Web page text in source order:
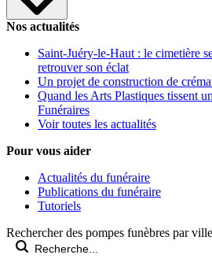
Nos actualités
Saint-Juéry-le-Haut : le cimetière
retrouver son éclat
Un projet de construction de
Quand les Arts Plastiques tissent
Funéraires
Voir toutes les actualités
Pour vous aider
Actualités du funéraire
Publications du funéraire
Tutoriels
Rechercher des pompes funèbres par